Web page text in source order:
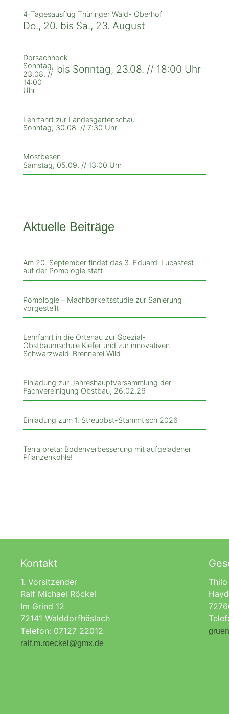
4-Tagesausflug Thüringer Wald- Oberhof
Do., 20. bis Sa., 23. August
Dorsachhock
Sonntag,
23.08. //
14:00
Uhr
bis Sonntag, 23.08. // 18:00 Uhr
Lehrfahrt zur Landesgartenschau
Sonntag, 30.08. // 7:30 Uhr
Mostbesen
Samstag, 05.09. // 13:00 Uhr
Aktuelle Beiträge
Am 20. September findet das 3. Eduard-Lucasfest
auf der Pomologie statt
Pomologie – Machbarkeitsstudie zur Sanierung
vorgestellt
Lehrfahrt in die Ortenau zur Spezial-
Obstbaumschule Kiefer und zur innovativen
Schwarzwald-Brennerei Wild
Einladung zur Jahreshauptversammlung der
Fachvereinigung Obstbau, 26.02.26
Einladung zum 1. Streuobst-Stammtisch 2026
Terra preta: Bodenverbesserung mit aufgeladener
Pflanzenkohle!
Kontakt
1. Vorsitzender
Ralf Michael Röckel
Im Grind 12
72141 Walddorfhäslach
Telefon: 07127 22012
ralf.m.roeckel@gmx.de